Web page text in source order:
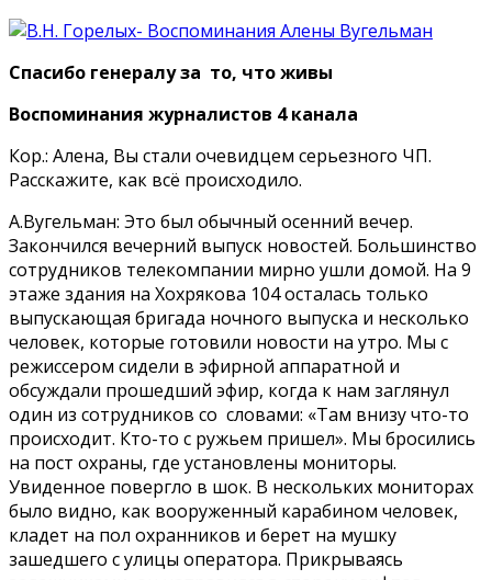
Спасибо генералу за то, что живы
Воспоминания журналистов 4 канала
Кор.: Алена, Вы стали очевидцем серьезного ЧП.
Расскажите, как всё происходило.
А.Вугельман: Это был обычный осенний вечер.
Закончился вечерний выпуск новостей. Большинство
сотрудников телекомпании мирно ушли домой. На 9
этаже здания на Хохрякова 104 осталась только
выпускающая бригада ночного выпуска и несколько
человек, которые готовили новости на утро. Мы с
режиссером сидели в эфирной аппаратной и
обсуждали прошедший эфир, когда к нам заглянул
один из сотрудников со словами: «Там внизу что-то
происходит. Кто-то с ружьем пришел». Мы бросились
на пост охраны, где установлены мониторы.
Увиденное повергло в шок. В нескольких мониторах
было видно, как вооруженный карабином человек,
кладет на пол охранников и берет на мушку
зашедшего с улицы оператора. Прикрываясь